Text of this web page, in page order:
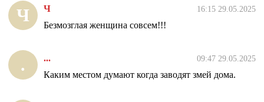
Ч Ч 16:15 29.05.2025
Безмозглая женщина совсем!!!
. ... 09:47 29.05.2025
Каким местом думают когда заводят змей дома.